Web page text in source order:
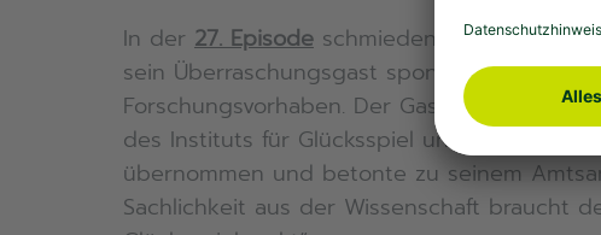
In der 27. Episodeschmieden Gastgeber
sein Überraschungsgast spontan konkrete
Forschungsvorhaben. Der Gast hat vor
des Instituts für Glücksspiel und Gesellschaft
übernommen und betonte zu seinem
Sachlichkeit aus der Wissenschaft braucht